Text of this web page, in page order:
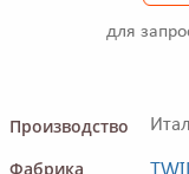
для
Производство
Фабрика